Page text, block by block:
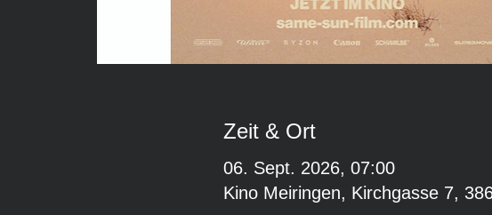
Zeit & Ort
06. Sept. 2026, 07:00
Kino Meiringen, Kirchgasse 7,